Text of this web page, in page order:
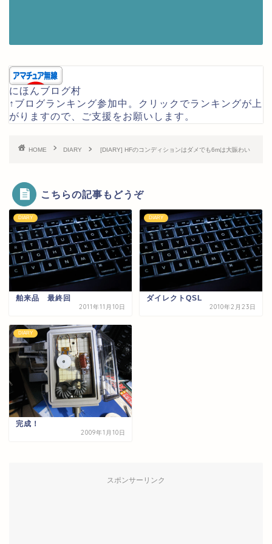
にほんブログ村
↑ブログランキング参加中。クリックでランキングが上
がりますので、ご支援をお願いします。
HOME DIARY [DIARY] HFのコンディションはダメでも6mは大賑わい
こちらの記事もどうぞ
DIARY
舶来品 最終回
2011年11月10日
DIARY
ダイレクトQSL
2010年2月23日
DIARY
完成！
2009年1月10日
スポンサーリンク